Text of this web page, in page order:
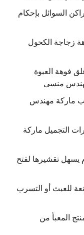
السوائل بإحكام
زجاجة الكحول
فوهة العبوة
منسى
ماركة مهندس
التجميل ماركة
يسهل تقشيرها لفتح
للعبث أو التسرب
المعبأ من